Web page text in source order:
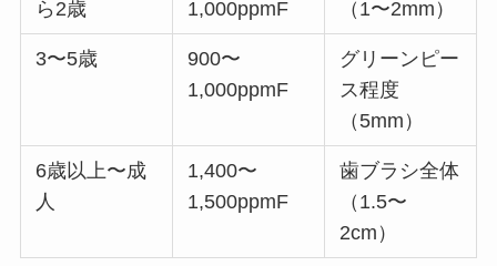
ら2歳
1,000ppmF
（1〜2mm）
3〜5歳
900〜
1,000ppmF
グリーンピー
ス程度
（5mm）
6歳以上〜成
人
1,400〜
1,500ppmF
歯ブラシ全体
（1.5〜
2cm）